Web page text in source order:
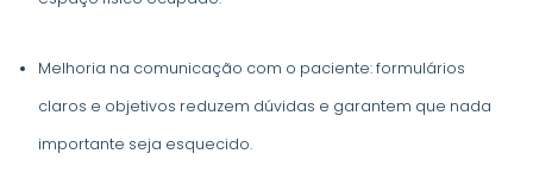
Melhoria na comunicação com o paciente: formulários
claros e objetivos reduzem dúvidas e garantem que nada
importante seja esquecido.